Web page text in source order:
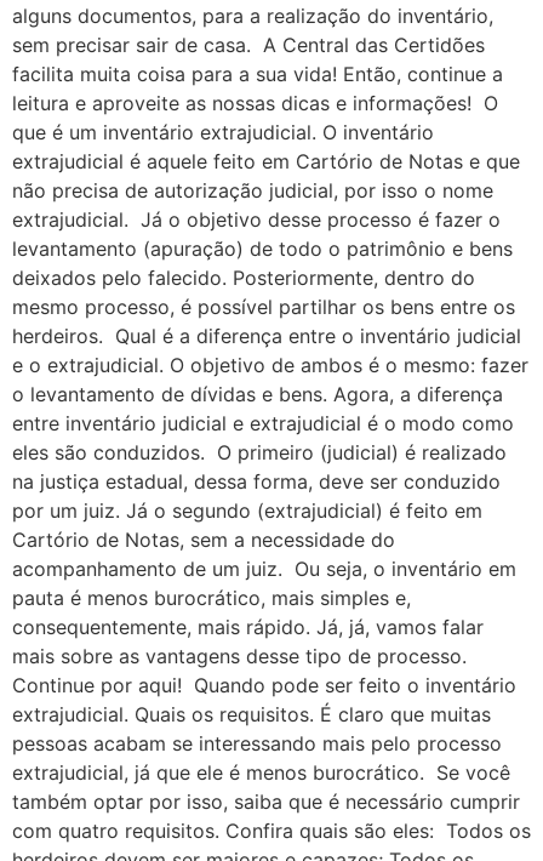
alguns documentos, para a realização do inventário,
sem precisar sair de casa. A Central das Certidões
facilita muita coisa para a sua vida! Então, continue a
leitura e aproveite as nossas dicas e informações! O
que é um inventário extrajudicial. O inventário
extrajudicial é aquele feito em Cartório de Notas e que
não precisa de autorização judicial, por isso o nome
extrajudicial. Já o objetivo desse processo é fazer o
levantamento (apuração) de todo o patrimônio e bens
deixados pelo falecido. Posteriormente, dentro do
mesmo processo, é possível partilhar os bens entre os
herdeiros. Qual é a diferença entre o inventário judicial
e o extrajudicial. O objetivo de ambos é o mesmo: fazer
o levantamento de dívidas e bens. Agora, a diferença
entre inventário judicial e extrajudicial é o modo como
eles são conduzidos. O primeiro (judicial) é realizado
na justiça estadual, dessa forma, deve ser conduzido
por um juiz. Já o segundo (extrajudicial) é feito em
Cartório de Notas, sem a necessidade do
acompanhamento de um juiz. Ou seja, o inventário em
pauta é menos burocrático, mais simples e,
consequentemente, mais rápido. Já, já, vamos falar
mais sobre as vantagens desse tipo de processo.
Continue por aqui! Quando pode ser feito o inventário
extrajudicial. Quais os requisitos. É claro que muitas
pessoas acabam se interessando mais pelo processo
extrajudicial, já que ele é menos burocrático. Se você
também optar por isso, saiba que é necessário cumprir
com quatro requisitos. Confira quais são eles: Todos os